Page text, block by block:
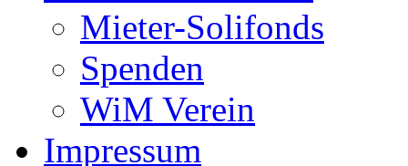
Mieter-Solifonds
Spenden
WiM Verein
Impressum